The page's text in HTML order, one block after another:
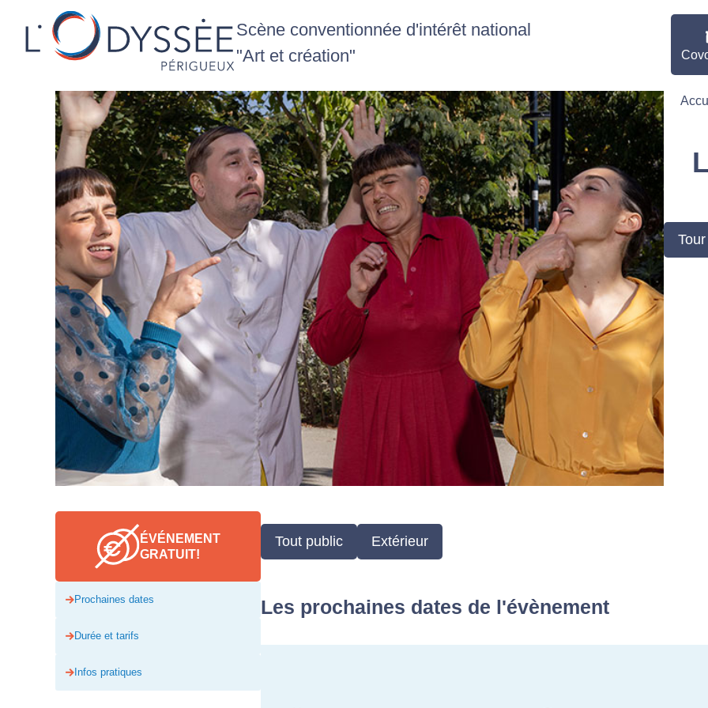
Scène conventionnée d'intérêt national
"Art et création"
ÉVÉNEMENT
GRATUIT!
Prochaines dates
Durée et tarifs
Infos pratiques
Tout public Extérieur
Les prochaines dates de l'évènement